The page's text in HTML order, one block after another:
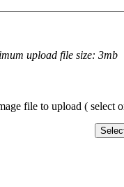
upload file size: 3mb
file to upload ( select